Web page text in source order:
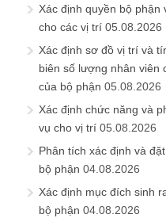
Xác định quyền bộ phận
cho các vị trí 05.08.2026
Xác định sơ đồ vị trí và
biên số lượng nhân viên
của bộ phận 05.08.2026
Xác định chức năng và
vụ cho vị trí 05.08.2026
Phân tích xác định và
bộ phận 04.08.2026
Xác định mục đích sinh
bộ phận 04.08.2026